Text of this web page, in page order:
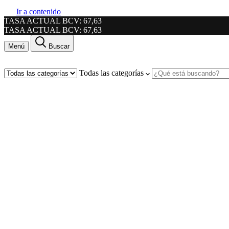
Ir a contenido
TASA ACTUAL BCV: 67,63
TASA ACTUAL BCV: 67,63
Menú Buscar
Todas las categorías